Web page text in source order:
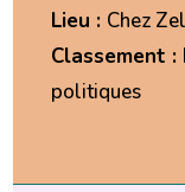
Lieu : Chez
Classement :
politiques